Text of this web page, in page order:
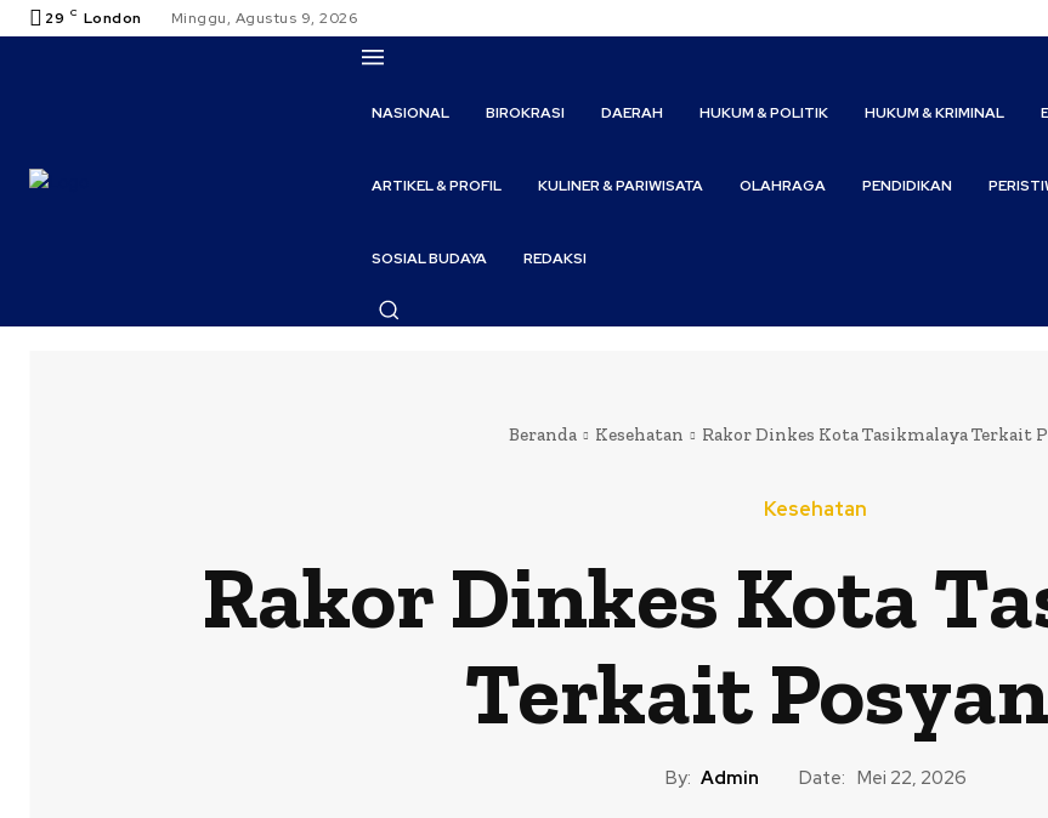
29 C London Minggu, Agustus 9, 2026
NASIONAL BIROKRASI DAERAH HUKUM & POLITIK HUKUM & KRIMINAL
ARTIKEL & PROFIL KULINER & PARIWISATA OLAHRAGA PENDIDIKAN
SOSIAL BUDAYA REDAKSI
Beranda Kesehatan Rakor Dinkes Kota Tasikmalaya Terkait
Kesehatan
Rakor Dinkes Kota
Terkait
By: Admin Date: Mei 22, 2026